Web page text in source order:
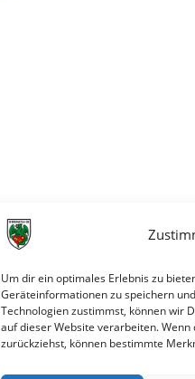
Um dir ein optimales Erlebnis zu
Geräteinformationen zu speichern
Technologien zustimmst, können wir
auf dieser Website verarbeiten.
zurückziehst, können bestimmte